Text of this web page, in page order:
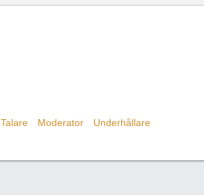
Talare Moderator Underhållare